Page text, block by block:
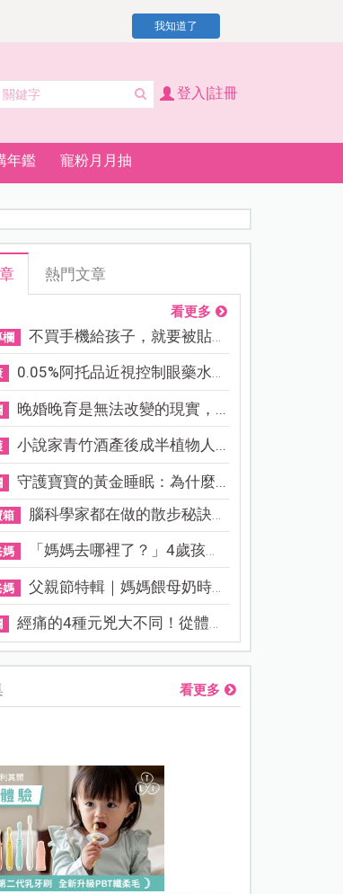
我知道了
登入|註冊
年鑑 寵粉月月抽
熱門文章
看更多
欄 不買手機給孩子，就要被貼「...
0.05%阿托品近視控制眼藥水納...
晚婚晚育是無法改變的現實，...
小說家青竹酒產後成半植物人...
守護寶寶的黃金睡眠：為什麼...
箱 腦科學家都在做的散步秘訣！...
媽 「媽媽去哪裡了？」4歲孩子還...
媽 父親節特輯｜媽媽餵母奶時，...
經痛的4種元兇大不同！從體質...
看更多